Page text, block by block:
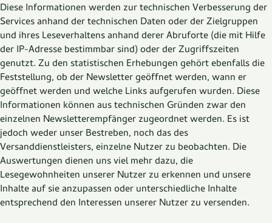
Diese Informationen werden zur technischen Verbesserung der
Services anhand der technischen Daten oder der Zielgruppen
und ihres Leseverhaltens anhand derer Abruforte (die mit Hilfe
der IP-Adresse bestimmbar sind) oder der Zugriffszeiten
genutzt. Zu den statistischen Erhebungen gehört ebenfalls die
Feststellung, ob der Newsletter geöffnet werden, wann er
geöffnet werden und welche Links aufgerufen wurden. Diese
Informationen können aus technischen Gründen zwar den
einzelnen Newsletterempfänger zugeordnet werden. Es ist
jedoch weder unser Bestreben, noch das des
Versanddienstleisters, einzelne Nutzer zu beobachten. Die
Auswertungen dienen uns viel mehr dazu, die
Lesegewohnheiten unserer Nutzer zu erkennen und unsere
Inhalte auf sie anzupassen oder unterschiedliche Inhalte
entsprechend den Interessen unserer Nutzer zu versenden.